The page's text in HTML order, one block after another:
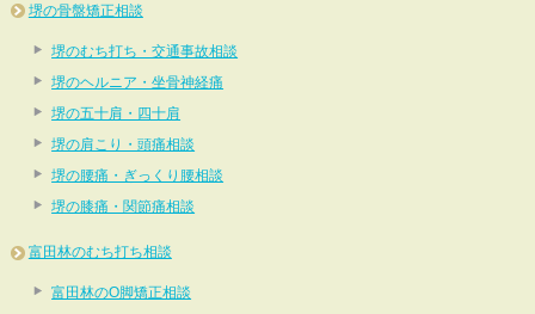
堺の骨盤矯正相談
堺のむち打ち・交通事故相談
堺のヘルニア・坐骨神経痛
堺の五十肩・四十肩
堺の肩こり・頭痛相談
堺の腰痛・ぎっくり腰相談
堺の膝痛・関節痛相談
富田林のむち打ち相談
富田林のO脚矯正相談